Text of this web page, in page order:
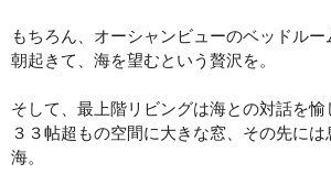
もちろん、オーシャンビューのベッドルー
朝起きて、海を望むという贅沢を。
そして、最上階リビングは海との対話を愉
３３帖超もの空間に大きな窓、その先に
海。